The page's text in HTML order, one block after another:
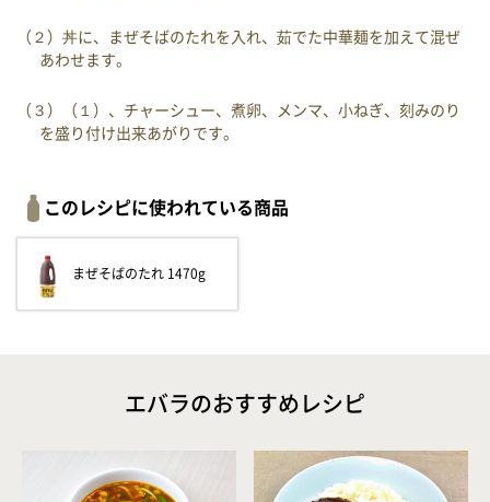
（２）丼に、まぜそばのたれを入れ、茹でた中華麺を加えて混ぜ
あわせます。
（３）（１）、チャーシュー、煮卵、メンマ、小ねぎ、刻みのり
を盛り付け出来あがりです。
このレシピに使われている商品
まぜそばのたれ 1470g
エバラのおすすめレシピ